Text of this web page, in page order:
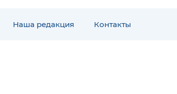
Наша редакция Контакты